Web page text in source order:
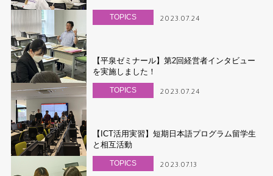
TOPICS 2023.07.24
【平泉ゼミナール】第2回経営者インタビュー
を実施しました！
TOPICS 2023.07.24
【ICT活用実習】短期日本語プログラム留学生
と相互活動
TOPICS 2023.07.13